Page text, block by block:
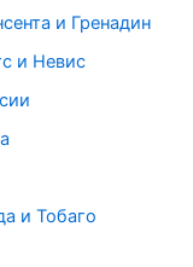
и Гренадин
и Невис
и Тобаго